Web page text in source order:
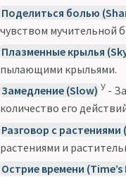
Поделиться болью
чувством мучительной
Плазменные крылья
пылающими крыльями.
Замедление (Slow) У -
количество его
Разговор с
растениями и
Острие времени (Time’s